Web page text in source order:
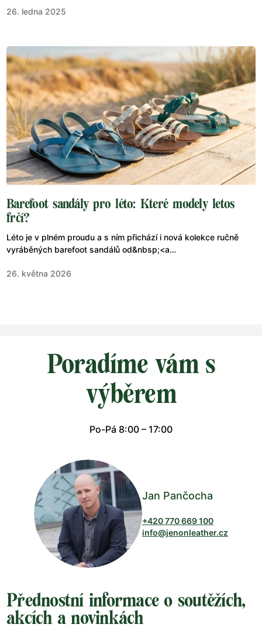
26. ledna 2025
Barefoot sandály pro léto: Které modely letos
frčí?
Léto je v plném proudu a s ním přichází i nová kolekce ručně
vyráběných barefoot sandálů od&nbsp;<a
hledáte lehké, prodyšné a zdravé boty, které respektují
26. května 2026
Poradíme vám s
výběrem
Po-Pá 8:00 – 17:00
Jan Pančocha
+420 770 669 100
info@jenonleather.cz
Přednostní informace o soutěžích,
akcích a novinkách